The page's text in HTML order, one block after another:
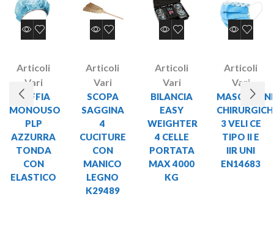
Articoli
Vari
CUFFIA
MONOUSO
PLP
AZZURRA
TONDA
CON
ELASTICO
Articoli
Vari
SCOPA
SAGGINA
4
CUCITURE
CON
MANICO
LEGNO
K29489
Articoli
Vari
BILANCIA
EASY
WEIGHTER
4 CELLE
PORTATA
MAX 4000
KG
Articoli
Vari
3 VELI CE
TIPO II E
IIR UNI
EN14683